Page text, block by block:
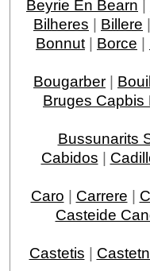
Beyrie En Bearn |
Bilheres | Billere |
Bonnut | Borce |
Bougarber |
Bruges Capbis
Bussunarits
Cabidos |
Caro | Carrere |
Casteide
Castetis |